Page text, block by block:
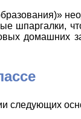
шпаргалки,
домашних
следующих